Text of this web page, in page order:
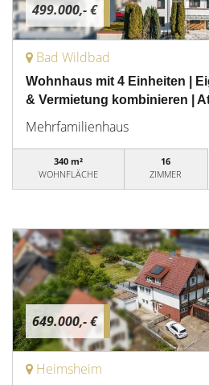
499.000,- €
Bad Wildbad
Wohnhaus mit 4 Einheiten |
& Vermietung kombinieren |
Mehrfamilienhaus
340 m²
WOHNFLÄCHE
16
ZIMMER
649.000,- €
Heimsheim